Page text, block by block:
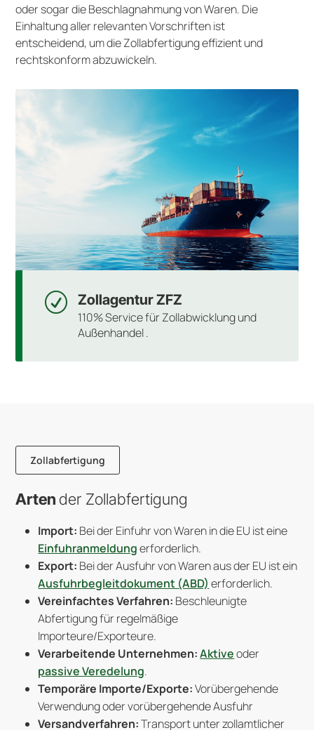
oder sogar die Beschlagnahmung von Waren. Die
Einhaltung aller relevanten Vorschriften ist
entscheidend, um die Zollabfertigung effizient und
rechtskonform abzuwickeln.
R Zollagentur ZFZ
110% Service für Zollabwicklung und
Außenhandel .
Zollabfertigung
Arten der Zollabfertigung
Import: Bei der Einfuhr von Waren in die EU ist eine
Einfuhranmeldungerforderlich.
Export: Bei der Ausfuhr von Waren aus der EU ist ein
Ausfuhrbegleitdokument (ABD) erforderlich.
Vereinfachtes Verfahren: Beschleunigte
Abfertigung für regelmäßige
Importeure/Exporteure.
Verarbeitende Unternehmen: Aktiveoder
passive Veredelung.
Temporäre Importe/Exporte:Vorübergehende
Verwendung oder vorübergehende Ausfuhr
Versandverfahren:Transport unter zollamtlicher